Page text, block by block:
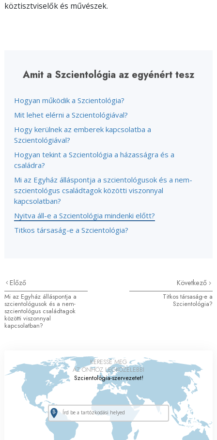
köztisztviselők és művészek.
Amit a Szcientológia az egyénért tesz
Hogyan működik a Szcientológia?
Mit lehet elérni a Szcientológiával?
Hogy kerülnek az emberek kapcsolatba a
Szcientológiával?
Hogyan tekint a Szcientológia a házasságra és a
családra?
Mi az Egyház álláspontja a szcientológusok és a nem-
szcientológus családtagok közötti viszonnyal
kapcsolatban?
Nyitva áll-e a Szcientológia mindenki előtt?
Titkos társaság-e a Szcientológia?
Előző
Mi az Egyház álláspontja a
szcientológusok és a nem-
szcientológus családtagok
közötti viszonnyal
kapcsolatban?
Következő
Titkos társaság-e a
Szcientológia?
KERESSE MEG
AZ ÖNHÖZ LEGKÖZELEBBI
Szcientológia-szervezetet!